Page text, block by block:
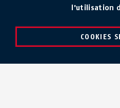
l'utilisation
COOKIES